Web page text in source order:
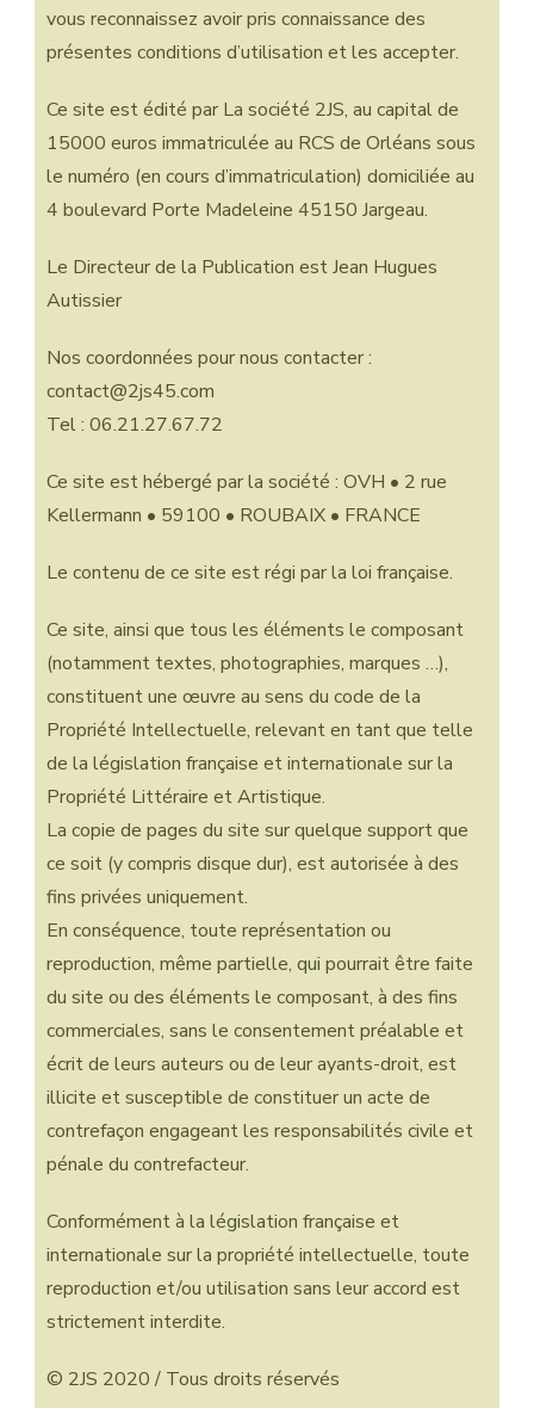
vous reconnaissez avoir pris connaissance des
présentes conditions d’utilisation et les accepter.
Ce site est édité par La société 2JS, au capital de
15000 euros immatriculée au RCS de Orléans sous
le numéro (en cours d’immatriculation) domiciliée au
4 boulevard Porte Madeleine 45150 Jargeau.
Le Directeur de la Publication est Jean Hugues
Autissier
Nos coordonnées pour nous contacter :
contact@2js45.com
Tel : 06.21.27.67.72
Ce site est hébergé par la société : OVH • 2 rue
Kellermann • 59100 • ROUBAIX • FRANCE
Le contenu de ce site est régi par la loi française.
Ce site, ainsi que tous les éléments le composant
(notamment textes, photographies, marques …),
constituent une œuvre au sens du code de la
Propriété Intellectuelle, relevant en tant que telle
de la législation française et internationale sur la
Propriété Littéraire et Artistique.
La copie de pages du site sur quelque support que
ce soit (y compris disque dur), est autorisée à des
fins privées uniquement.
En conséquence, toute représentation ou
reproduction, même partielle, qui pourrait être faite
du site ou des éléments le composant, à des fins
commerciales, sans le consentement préalable et
écrit de leurs auteurs ou de leur ayants-droit, est
illicite et susceptible de constituer un acte de
contrefaçon engageant les responsabilités civile et
pénale du contrefacteur.
Conformément à la législation française et
internationale sur la propriété intellectuelle, toute
reproduction et/ou utilisation sans leur accord est
strictement interdite.
© 2JS 2020 / Tous droits réservés